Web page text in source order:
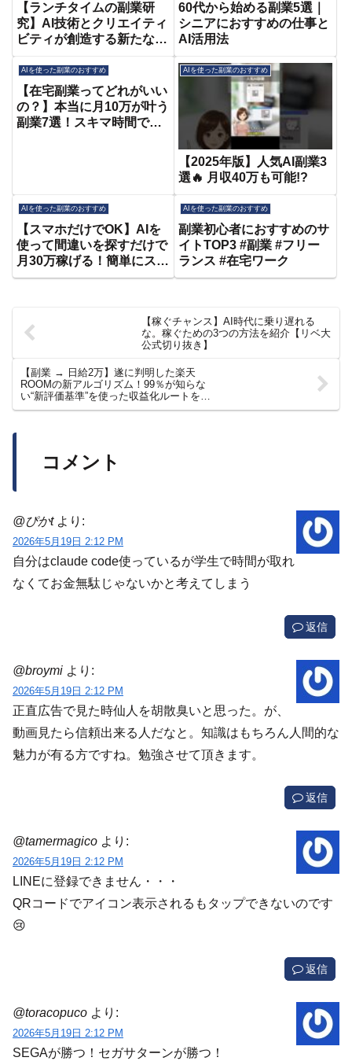
【ランチタイムの副業研
究】AI技術とクリエイティ
ビティが創造する新たな副
60代から始める副業5選｜
シニアにおすすめの仕事と
AI活用法
AIを使った副業のおすすめ
【在宅副業ってどれがいい
の？】本当に月10万が叶う
副業7選！スキマ時間で安
AIを使った副業のおすすめ
【2025年版】人気AI副業3
選🔥 月収40万も可能!?
AIを使った副業のおすすめ
【スマホだけでOK】AIを
使って間違いを探すだけで
月30万稼げる！簡単にスキ
マ時間でできる初心者向け
業】【AI副業】【在宅ワー
ク】【クラウドワークス】
AIを使った副業のおすすめ
副業初心者におすすめのサ
イトTOP3 #副業 #フリー
ランス #在宅ワーク
【稼ぐチャンス】AI時代に乗り遅れる
な。稼ぐための3つの方法を紹介【リベ大
公式切り抜き】
【副業 → 日給2万】遂に判明した楽天
ROOMの新アルゴリズム！99％が知らな
い“新評価基準”を使った収益化ルートを業
界最速で解説！【副業 おすすめ】【AI
コメント
@ぴかt より:
2026年5月19日 2:12 PM
自分はclaude code使っているが学生で時間が取れ
なくてお金無駄じゃないかと考えてしまう
返信
@broymi より:
2026年5月19日 2:12 PM
正直広告で見た時仙人を胡散臭いと思った。が、
動画見たら信頼出来る人だなと。知識はもちろん人間的な
魅力が有る方ですね。勉強させて頂きます。
返信
@tamermagico より:
2026年5月19日 2:12 PM
LINEに登録できません・・・
QRコードでアイコン表示されるもタップできないのです
😢
返信
@toracopuco より:
2026年5月19日 2:12 PM
SEGAが勝つ！セガサターンが勝つ！